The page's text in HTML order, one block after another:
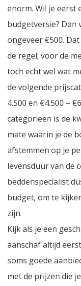
enorm. Wil je eerst
budgetversie? Dan
ongeveer €500.
de regel; voor de
toch echt wel wat
de volgende
4.500 en €4.500 –
categorieën is de
mate waarin je de
afstemmen op je
levensduur van de
beddenspecialist
budget, om te
zijn.
Kijk als je een
aanschaf altijd
soms goede
met de prijzen die